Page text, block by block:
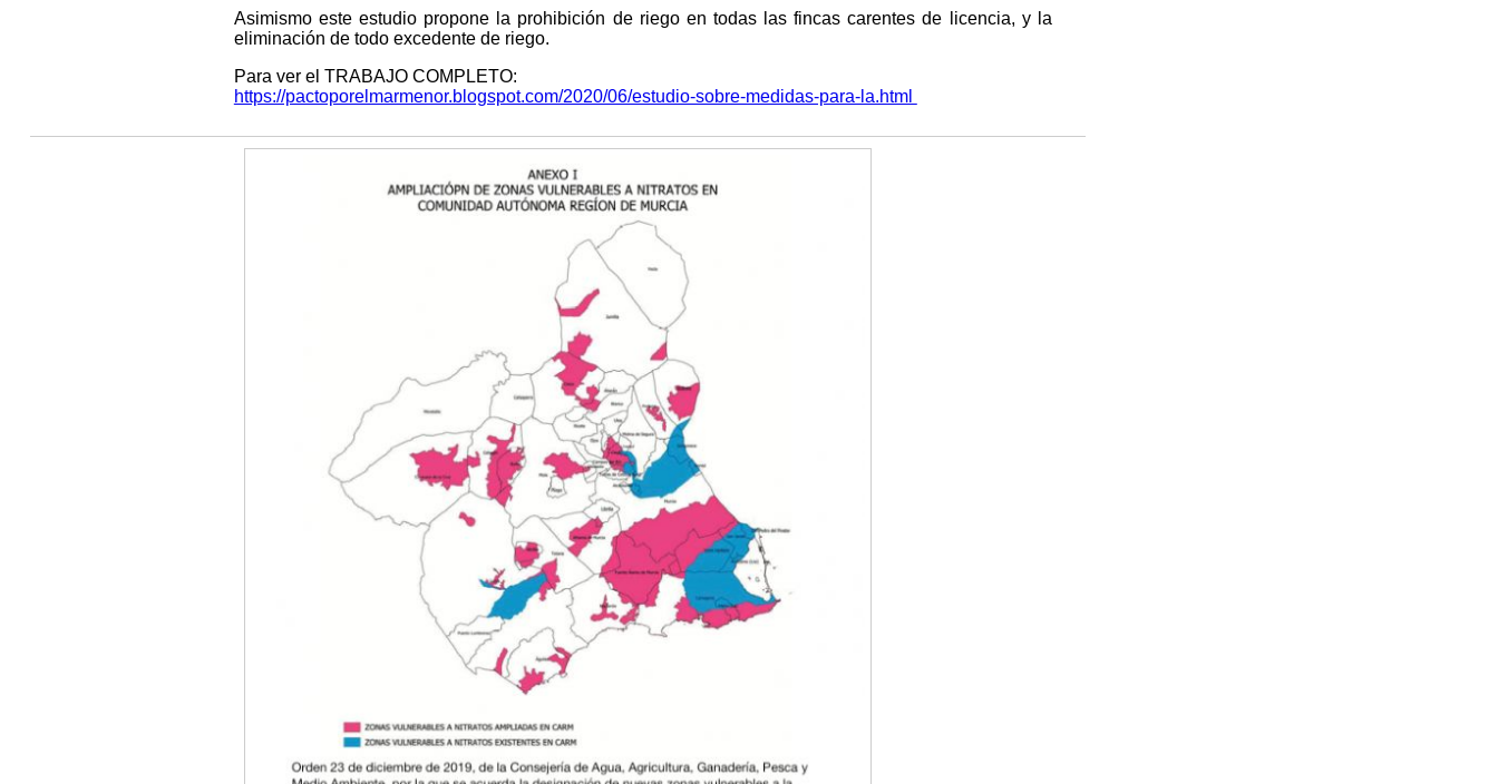
Asimismo este estudio propone la prohibición de riego en todas las fincas carentes de licencia, y la
eliminación de todo excedente de riego.
Para ver el TRABAJO COMPLETO:
https://pactoporelmarmenor.blogspot.com/2020/06/estudio-sobre-medidas-para-la.html